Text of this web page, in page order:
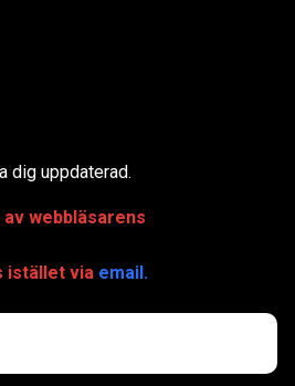
dig uppdaterad.
webbläsarens
istället via email.